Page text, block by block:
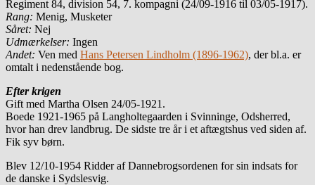
Regiment 84, division 54, 7. kompagni (24/09-1916 til 03/05-1917).
Rang: Menig, Musketer
Såret: Nej
Udmærkelser: Ingen
Andet: Ven med Hans Petersen Lindholm (1896-1962), der bl.a. er
omtalt i nedenstående bog.
Efter krigen
Gift med Martha Olsen 24/05-1921.
Boede 1921-1965 på Langholtegaarden i Svinninge, Odsherred,
hvor han drev landbrug. De sidste tre år i et aftægtshus ved siden af.
Fik syv børn.
Blev 12/10-1954 Ridder af Dannebrogsordenen for sin indsats for
de danske i Sydslesvig.